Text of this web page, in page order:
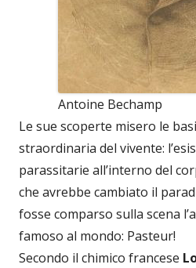
Antoine Bechamp
Le sue scoperte misero le
straordinaria del vivente:
parassitarie all’interno del
che avrebbe cambiato il
fosse comparso sulla scena
famoso al mondo: Pasteur!
Secondo il chimico francese